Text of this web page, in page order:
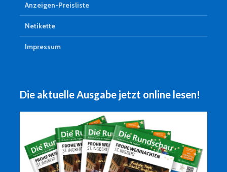
Anzeigen-Preisliste
Netikette
Impressum
Die aktuelle Ausgabe jetzt online lesen!